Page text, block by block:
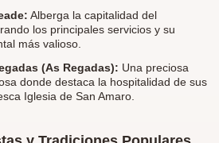
Alberga la capitalidad del
los principales servicios y su
más valioso.
(As Regadas): Una preciosa
donde destaca la hospitalidad de sus
Iglesia de San Amaro.